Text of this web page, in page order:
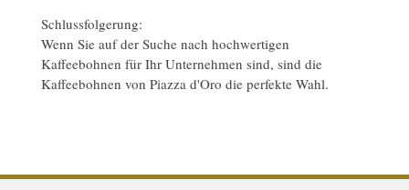
Schlussfolgerung:
Wenn Sie auf der Suche nach hochwertigen
Kaffeebohnen für Ihr Unternehmen sind, sind die
Kaffeebohnen von Piazza d'Oro die perfekte Wahl.